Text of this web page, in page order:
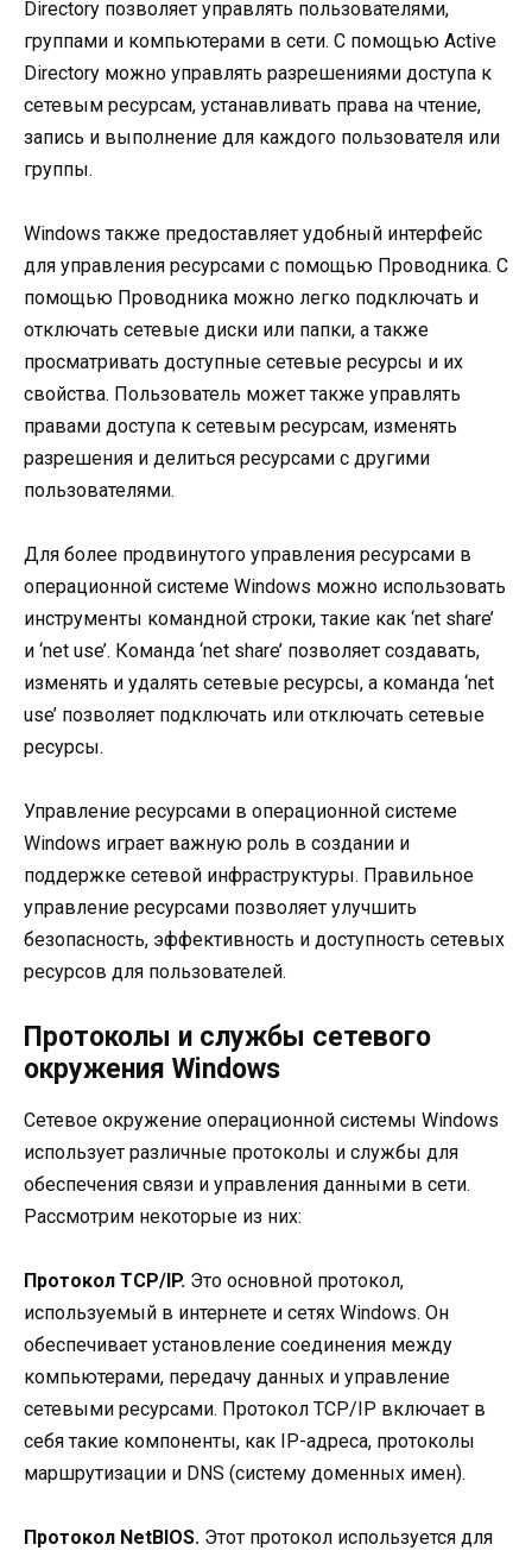
Directory позволяет управлять пользователями,
группами и компьютерами в сети. С помощью Active
Directory можно управлять разрешениями доступа к
сетевым ресурсам, устанавливать права на чтение,
запись и выполнение для каждого пользователя или
группы.
Windows также предоставляет удобный интерфейс
для управления ресурсами с помощью Проводника. С
помощью Проводника можно легко подключать и
отключать сетевые диски или папки, а также
просматривать доступные сетевые ресурсы и их
свойства. Пользователь может также управлять
правами доступа к сетевым ресурсам, изменять
разрешения и делиться ресурсами с другими
пользователями.
Для более продвинутого управления ресурсами в
операционной системе Windows можно использовать
инструменты командной строки, такие как ‘net share’
и ‘net use’. Команда ‘net share’ позволяет создавать,
изменять и удалять сетевые ресурсы, а команда ‘net
use’ позволяет подключать или отключать сетевые
ресурсы.
Управление ресурсами в операционной системе
Windows играет важную роль в создании и
поддержке сетевой инфраструктуры. Правильное
управление ресурсами позволяет улучшить
безопасность, эффективность и доступность сетевых
ресурсов для пользователей.
Протоколы и службы сетевого
окружения Windows
Сетевое окружение операционной системы Windows
использует различные протоколы и службы для
обеспечения связи и управления данными в сети.
Рассмотрим некоторые из них:
Протокол TCP/IP. Это основной протокол,
используемый в интернете и сетях Windows. Он
обеспечивает установление соединения между
компьютерами, передачу данных и управление
сетевыми ресурсами. Протокол TCP/IP включает в
себя такие компоненты, как IP-адреса, протоколы
маршрутизации и DNS (систему доменных имен).
Протокол NetBIOS. Этот протокол используется для